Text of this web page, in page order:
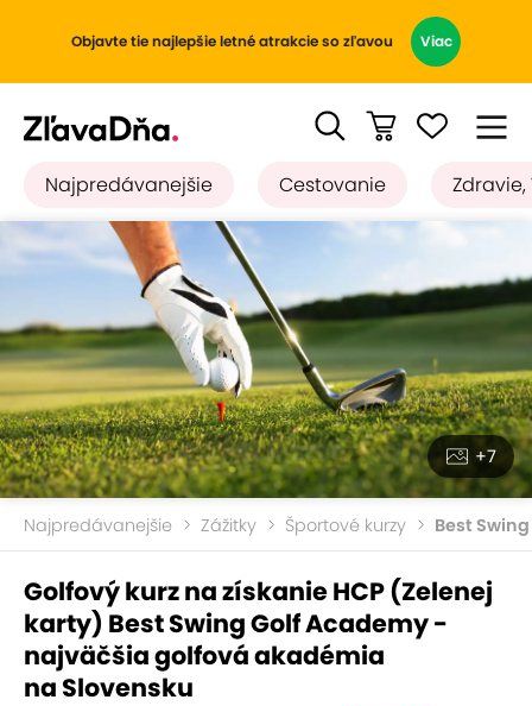
Objavte tie najlepšie letné atrakcie so zľavou Viac
Najpredávanejšie Cestovanie Zdravie,
+7
Najpredávanejšie Zážitky Športové kurzy Best
Golfový kurz na získanie HCP (Zelenej
karty) Best Swing Golf Academy -
najväčšia golfová akadémia
na Slovensku